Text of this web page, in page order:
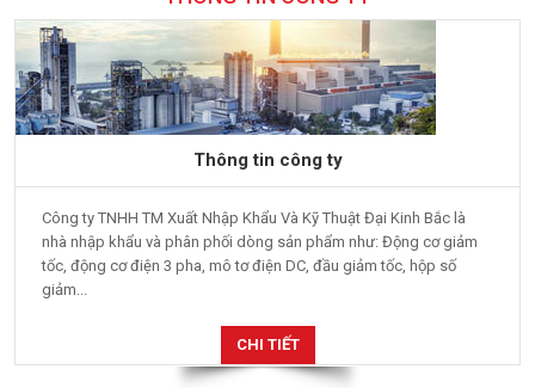
Thông tin công ty
Công ty TNHH TM Xuất Nhập Khẩu Và Kỹ Thuật Đại Kinh Bắc là
nhà nhập khẩu và phân phối dòng sản phẩm như: Động cơ giảm
tốc, động cơ điện 3 pha, mô tơ điện DC, đầu giảm tốc, hộp số
giảm...
CHI TIẾT